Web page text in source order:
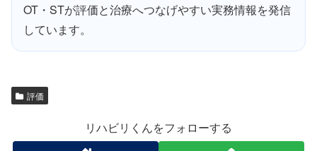
OT・STが評価と治療へつなげやすい実務情報を発信
しています。
評価
リハビリくんをフォローする